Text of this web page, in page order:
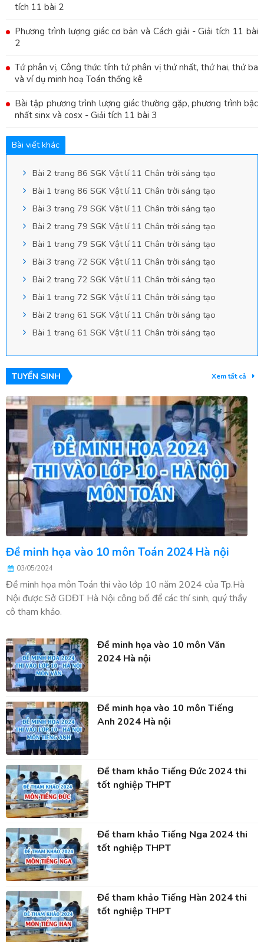
tích 11 bài 2
Phương trình lượng giác cơ bản và Cách giải - Giải tích 11 bài
2
Tứ phân vị, Công thức tính tứ phân vị thứ nhất, thứ hai, thứ ba
và ví dụ minh hoạ Toán thống kê
Bài tập phương trình lượng giác thường gặp, phương trình bậc
nhất sinx và cosx - Giải tích 11 bài 3
Bài viết khác
Bài 2 trang 86 SGK Vật lí 11 Chân trời sáng tạo
Bài 1 trang 86 SGK Vật lí 11 Chân trời sáng tạo
Bài 3 trang 79 SGK Vật lí 11 Chân trời sáng tạo
Bài 2 trang 79 SGK Vật lí 11 Chân trời sáng tạo
Bài 1 trang 79 SGK Vật lí 11 Chân trời sáng tạo
Bài 3 trang 72 SGK Vật lí 11 Chân trời sáng tạo
Bài 2 trang 72 SGK Vật lí 11 Chân trời sáng tạo
Bài 1 trang 72 SGK Vật lí 11 Chân trời sáng tạo
Bài 2 trang 61 SGK Vật lí 11 Chân trời sáng tạo
Bài 1 trang 61 SGK Vật lí 11 Chân trời sáng tạo
TUYỂN SINH Xem tất cả
Đề minh họa vào 10 môn Toán 2024 Hà nội
03/05/2024
Đề minh họa môn Toán thi vào lớp 10 năm 2024 của Tp.Hà
Nội được Sở GDĐT Hà Nội công bố để các thí sinh, quý thầy
cô tham khảo.
Đề minh họa vào 10 môn Văn
2024 Hà nội
Đề minh họa vào 10 môn Tiếng
Anh 2024 Hà nội
Đề tham khảo Tiếng Đức 2024 thi
tốt nghiệp THPT
Đề tham khảo Tiếng Nga 2024 thi
tốt nghiệp THPT
Đề tham khảo Tiếng Hàn 2024 thi
tốt nghiệp THPT